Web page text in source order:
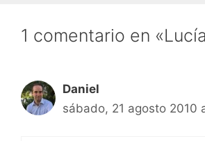
1 comentario en
Daniel
sábado, 21 agosto 2010